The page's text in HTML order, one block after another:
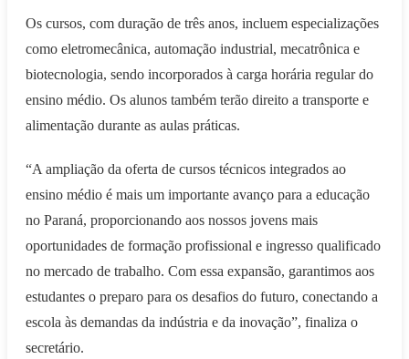
Os cursos, com duração de três anos, incluem especializações
como eletromecânica, automação industrial, mecatrônica e
biotecnologia, sendo incorporados à carga horária regular do
ensino médio. Os alunos também terão direito a transporte e
alimentação durante as aulas práticas.
“A ampliação da oferta de cursos técnicos integrados ao
ensino médio é mais um importante avanço para a educação
no Paraná, proporcionando aos nossos jovens mais
oportunidades de formação profissional e ingresso qualificado
no mercado de trabalho. Com essa expansão, garantimos aos
estudantes o preparo para os desafios do futuro, conectando a
escola às demandas da indústria e da inovação”, finaliza o
secretário.